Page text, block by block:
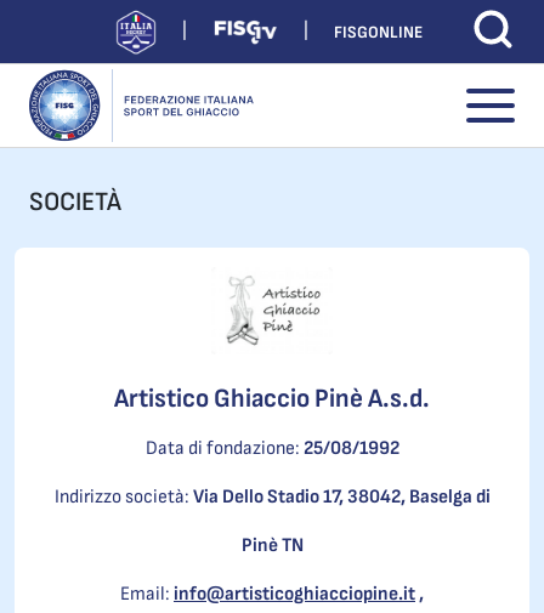
FISGONLINE
SOCIETÀ
Artistico Ghiaccio Pinè A.s.d.
Data di fondazione: 25/08/1992
Indirizzo società: Via Dello Stadio 17, 38042, Baselga di
Pinè TN
Email: info@artisticoghiacciopine.it,